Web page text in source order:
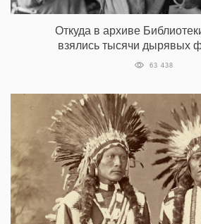
Откуда в архиве
взялись тысячи дырявых
63 438